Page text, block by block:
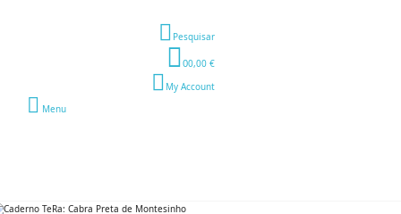
Pesquisar
00,00 €
My Account
Menu